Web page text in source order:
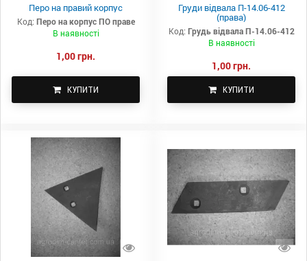
Перо на правий корпус
Код: Перо на корпус ПО праве
В наявності
1,00 грн.
КУПИТИ
Груди відвала П-14.06-412
(права)
Код: Грудь відвала П-14.06-412
В наявності
1,00 грн.
КУПИТИ